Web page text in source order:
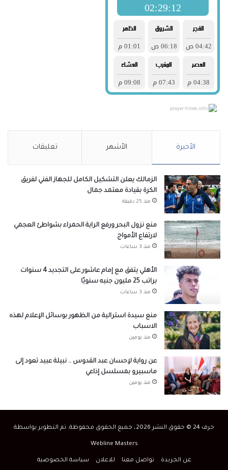
prayer-times.info
الأخيرة الأشهر تعليقات
الزمالك يعلن التشكيل الكامل للجهاز الفني لفريق
الكرة بقيادة معتمد جمال
منذ 25 دقيقة
منع نزول البحر ورفع الراية الحمراء بشواطئ العجمي
لارتفاع الأمواج
منذ 3 ساعات
الأهلي يتفق مع إمام عاشور على التجديد 4 سنوات
براتب 25 مليون جنيه سنويًا
منذ 3 ساعات
منع سيدة استرالية من الظهور بوسائل الإعلام لهذه
الاسباب
منذ يومين
عن رواية لإحسان عبد القدوس .. نبيلة عبيد تعود إلى
ماسبيرو بمسلسل إذاعي
منذ يومين
حرف 24 © حقوق النشر 2026، جميع الحقوق محفوظة. تم التطوير بواسطة
Webline Masters
عن الجريدة تواصل معنا للاعلان سياسة الخصوصية